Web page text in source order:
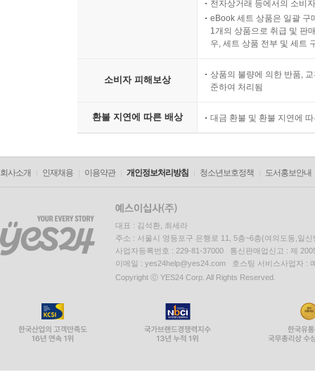
전자상거래 등에서의 소비
eBook 세트 상품은 일괄 구
1개의 상품으로 취급 및 판
우, 세트 상품 전부 및 세트
소비자 피해보상
상품의 불량에 의한 반품,
준하여 처리됨
환불 지연에 따른 배상 대금 환불 및 환불 지연에
회사소개 인재채용 이용약관 개인정보처리방침 청소년보호정책 도서홍보안내
대표 : 김석환, 최세라
주소 : 서울시 영등포구 은행로 11, 5층~6층(여의도동,일신
사업자등록번호 : 229-81-37000 통신판매업신고 : 제
이메일 : yes24help@yes24.com 호스팅 서비스사업자 :
Copyright ⓒ YES24 Corp. All Rights Reserved.